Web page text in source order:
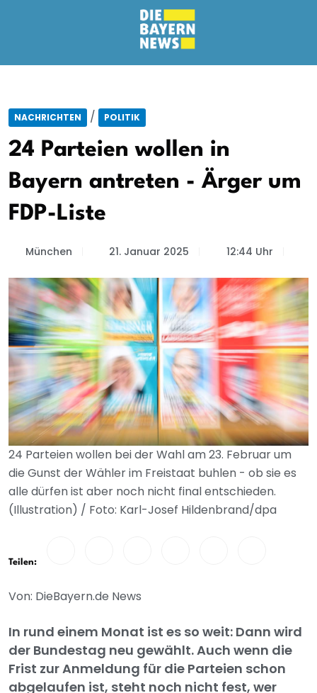
NACHRICHTEN / POLITIK
24 Parteien wollen in
Bayern antreten - Ärger um
FDP-Liste
München 21. Januar 2025 12:44 Uhr
24 Parteien wollen bei der Wahl am 23. Februar um
die Gunst der Wähler im Freistaat buhlen - ob sie es
alle dürfen ist aber noch nicht final entschieden.
(Illustration) / Foto: Karl-Josef Hildenbrand/dpa
Teilen:
Von: DieBayern.de News
In rund einem Monat ist es so weit: Dann wird
der Bundestag neu gewählt. Auch wenn die
Frist zur Anmeldung für die Parteien schon
abgelaufen ist, steht noch nicht fest, wer